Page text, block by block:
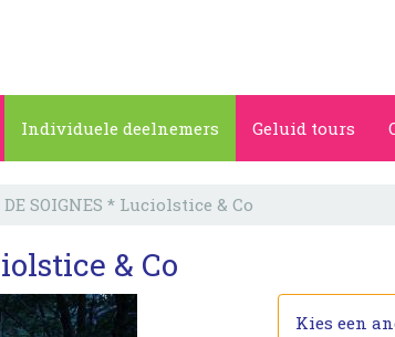
Individuele deelnemers Geluid tours
DE SOIGNES * Luciolstice & Co
& Co
Kies een